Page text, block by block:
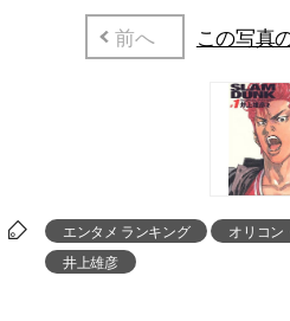
前へ
この写真
エンタメ ランキング
オリコン
井上雄彦